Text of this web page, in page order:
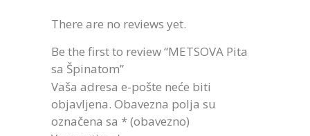
There are no reviews yet.
Be the first to review “METSOVA Pita
sa Špinatom”
Vaša adresa e-pošte neće biti
objavljena. Obavezna polja su
označena sa * (obavezno)